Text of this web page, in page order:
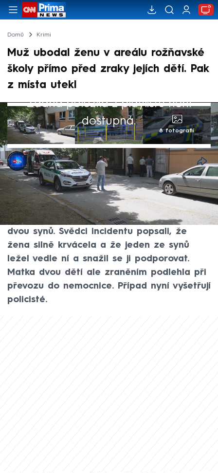
Domů Krimi
Muž ubodal ženu v areálu rožňavské
školy přímo před zraky jejích dětí. Pak
z místa utekl
Žádná položka z playlistu není
dostupná.
8 fotografií
CNN Prima NEWS
25. čvn 2025, 06:28
V areálu základní školy v Rožňavě na
Slovensku měl muž zavraždit svou
manželku, a to přímo před zraky jejich
dvou synů. Svědci incidentu popsali, že
žena silně krvácela a že jeden ze synů
ležel vedle ní a snažil se ji podporovat.
Matka dvou dětí ale zraněním podlehla při
převozu do nemocnice. Případ nyní vyšetřují
policisté.